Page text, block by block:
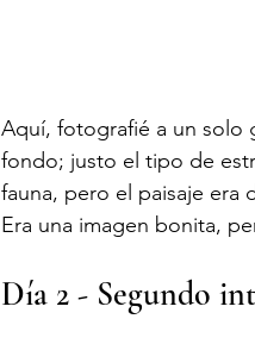
Aquí, fotografié a un solo
fondo; justo el tipo de
fauna, pero el paisaje era
Era una imagen bonita,
Día 2 - Segundo